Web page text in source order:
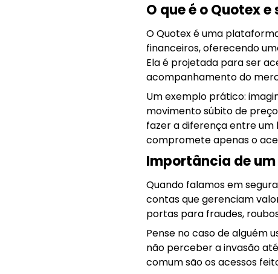
O que é o Quotex
O Quotex é uma
financeiros, oferecendo
Ela é projetada para ser
acompanhamento do
Um exemplo prático:
movimento súbito de
fazer a diferença entre um
compromete apenas o
Importância de
Quando falamos em
contas que gerenciam
portas para fraudes,
Pense no caso de alguém
não perceber a invasão
comum são os acessos